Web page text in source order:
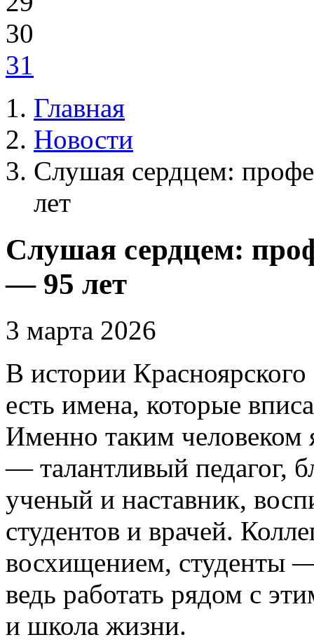
30
31
Главная
Новости
Слушая сердцем:
лет
Слушая сердцем:
— 95 лет
3 марта 2026
В истории
есть имена, которые
Именно таким человеком
— талантливый педагог,
ученый и наставник,
студентов и врачей.
восхищением, студенты
ведь работать рядом с
и школа жизни.